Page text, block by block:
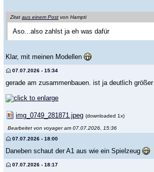
Zitat aus einem Post von Hampti
Aso...also zahlst ja eh was dafür
Klar, mit meinen Modellen
07.07.2026 - 15:34
gerade am zusammenbauen. ist ja deutlich größer
img_0749_281871.jpeg (downloaded 1x)
Bearbeitet von voyager am 07.07.2026, 15:36
07.07.2026 - 18:00
Daneben schaut der A1 aus wie ein Spielzeug
07.07.2026 - 18:17